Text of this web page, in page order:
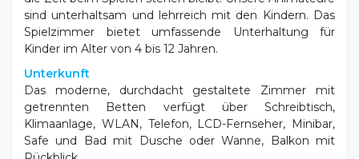
Spielzimmer bietet umfassende Unterhaltung für
Kinder im Alter von 4 bis 12 Jahren.
Unterkunft
Das moderne, durchdacht gestaltete Zimmer mit
getrennten Betten verfügt über Schreibtisch,
Klimaanlage, WLAN, Telefon, LCD-Fernseher, Minibar,
Safe und Bad mit Dusche oder Wanne, Balkon mit
Rückblick.
Familienzimmer sind mit getrennten Betten und